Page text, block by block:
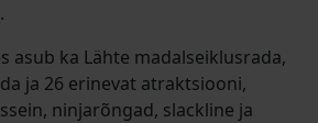
asub ka Lähte madalseiklusrada,
ja 26 erinevat atraktsiooni,
ninjarõngad, slackline ja